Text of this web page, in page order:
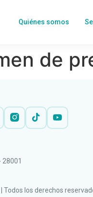
Quiénes somos
de
28001
Todos los derechos